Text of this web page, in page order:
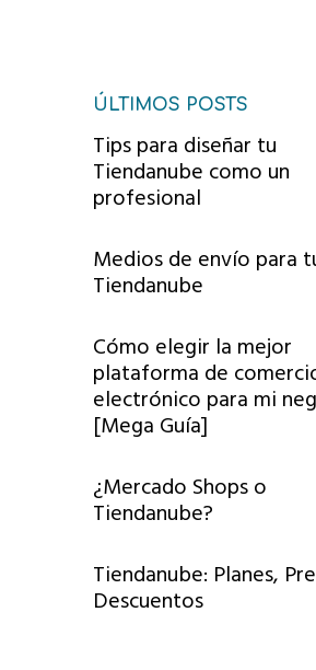
ÚLTIMOS POSTS
Tips para diseñar tu
Tiendanube como un
profesional
Medios de envío para
Tiendanube
Cómo elegir la mejor
plataforma de
electrónico para mi
[Mega Guía]
¿Mercado Shops o
Tiendanube?
Tiendanube: Planes,
Descuentos